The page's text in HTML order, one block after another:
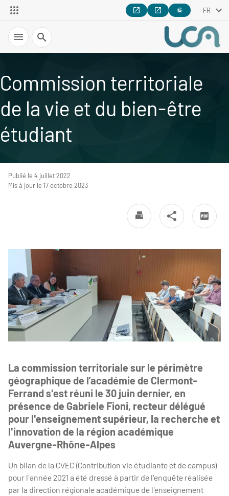
FR
Recherche
Commission territoriale
de la vie et du bien-être
étudiant
Publié le 4 juillet 2022
Mis à jour le 17 octobre 2023
La commission territoriale sur le périmètre
géographique de l’académie de Clermont-
Ferrand s'est réuni le 30 juin dernier, en
présence de Gabriele Fioni, recteur délégué
pour l'enseignement supérieur, la recherche et
l'innovation de la région académique
Auvergne-Rhône-Alpes
Un bilan de la CVEC (Contribution vie étudiante et de campus)
pour l'année 2021 a été dressé à partir de l'enquête réalisée
par la direction régionale académique de l'enseignement